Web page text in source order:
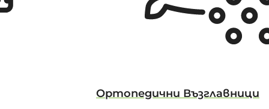
Ортопедични Възглавници